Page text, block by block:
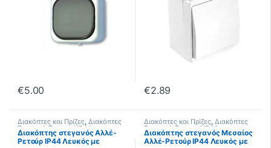
€5.00 €2.89
Διακόπτες και Πρίζες, Διακόπτες
Στεγανοί Στεγανοί IP44
Διακόπτης στεγανός Αλλέ-
Ρετούρ IP44 Λευκός με
Διακόπτες και Πρίζες, Διακόπτες
Στεγανοί Στεγανοί IP44
Διακόπτης στεγανός Μεσαίος
Αλλέ-Ρετούρ IP44 Λευκός με